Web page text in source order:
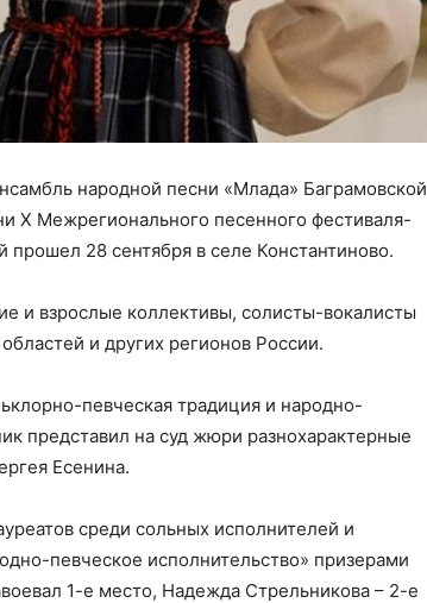
народной песни «Млада» Баграмовской
X Межрегионального песенного фестиваля-
28 сентября в селе Константиново.
и взрослые коллективы, солисты-вокалисты
и других регионов России.
певческая традиция и народно-
представил на суд жюри разнохарактерные
Есенина.
среди сольных исполнителей и
певческое исполнительство» призерами
1-е место, Надежда Стрельникова – 2-е